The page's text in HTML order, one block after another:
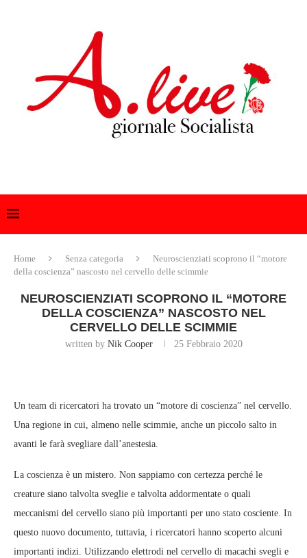
Home Senza categoria
Neuroscienziati scoprono il “motore
della coscienza” nascosto nel cervello delle scimmie
NEUROSCIENZIATI SCOPRONO IL “MOTORE
DELLA COSCIENZA” NASCOSTO NEL
CERVELLO DELLE SCIMMIE
written by Nik Cooper 25 Febbraio 2020
Un team di ricercatori ha trovato un “motore di coscienza” nel cervello.
Una regione in cui, almeno nelle scimmie, anche un piccolo salto in
avanti le farà svegliare dall’anestesia.
La coscienza è un mistero. Non sappiamo con certezza perché le
creature siano talvolta sveglie e talvolta addormentate o quali
meccanismi del cervello siano più importanti per uno stato cosciente. In
questo nuovo documento, tuttavia, i ricercatori hanno scoperto alcuni
importanti indizi. Utilizzando elettrodi nel cervello di macachi svegli e